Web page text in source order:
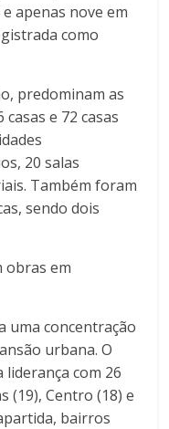
apenas nove em
como
predominam as
e 72 casas
20 salas
Também foram
sendo dois
obras em
uma concentração
urbana. O
com 26
(19), Centro (18) e
bairros